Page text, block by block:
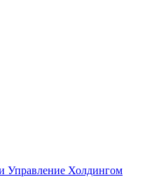
Управление Холдингом